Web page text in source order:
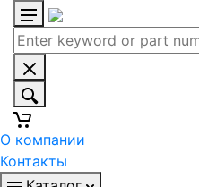
О компании
Контакты